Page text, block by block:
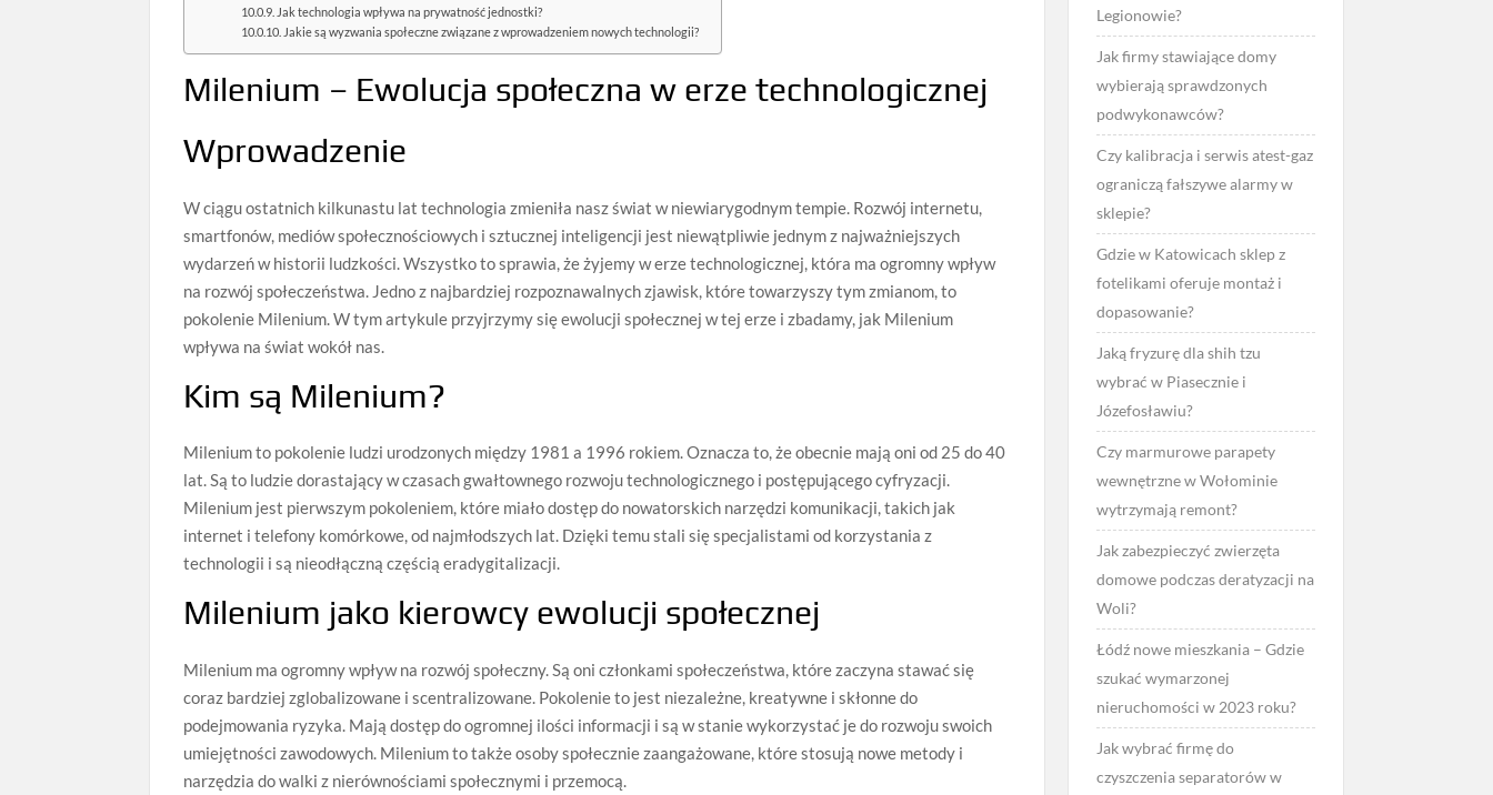
Jak technologia wpływa na prywatność jednostki?
Jakie są wyzwania społeczne związane z wprowadzeniem nowych technologii?
Milenium – Ewolucja społeczna w erze technologicznej
Wprowadzenie
W ciągu ostatnich kilkunastu lat technologia zmieniła nasz świat w niewiarygodnym tempie. Rozwój internetu,
smartfonów, mediów społecznościowych i sztucznej inteligencji jest niewątpliwie jednym z najważniejszych
wydarzeń w historii ludzkości. Wszystko to sprawia, że żyjemy w erze technologicznej, która ma ogromny wpływ
na rozwój społeczeństwa. Jedno z najbardziej rozpoznawalnych zjawisk, które towarzyszy tym zmianom, to
pokolenie Milenium. W tym artykule przyjrzymy się ewolucji społecznej w tej erze i zbadamy, jak Milenium
wpływa na świat wokół nas.
Kim są Milenium?
Milenium to pokolenie ludzi urodzonych między 1981 a 1996 rokiem. Oznacza to, że obecnie mają oni od 25 do 40
lat. Są to ludzie dorastający w czasach gwałtownego rozwoju technologicznego i postępującego cyfryzacji.
Milenium jest pierwszym pokoleniem, które miało dostęp do nowatorskich narzędzi komunikacji, takich jak
internet i telefony komórkowe, od najmłodszych lat. Dzięki temu stali się specjalistami od korzystania z
technologii i są nieodłączną częścią eradygitalizacji.
Milenium jako kierowcy ewolucji społecznej
Milenium ma ogromny wpływ na rozwój społeczny. Są oni członkami społeczeństwa, które zaczyna stawać się
coraz bardziej zglobalizowane i scentralizowane. Pokolenie to jest niezależne, kreatywne i skłonne do
podejmowania ryzyka. Mają dostęp do ogromnej ilości informacji i są w stanie wykorzystać je do rozwoju swoich
umiejętności zawodowych. Milenium to także osoby społecznie zaangażowane, które stosują nowe metody i
narzędzia do walki z nierównościami społecznymi i przemocą.
Legionowie?
Jak firmy stawiające domy
wybierają sprawdzonych
podwykonawców?
Czy kalibracja i serwis atest-gaz
ograniczą fałszywe alarmy w
sklepie?
Gdzie w Katowicach sklep z
fotelikami oferuje montaż i
dopasowanie?
Jaką fryzurę dla shih tzu
wybrać w Piasecznie i
Józefosławiu?
Czy marmurowe parapety
wewnętrzne w Wołominie
wytrzymają remont?
Jak zabezpieczyć zwierzęta
domowe podczas deratyzacji na
Woli?
Łódź nowe mieszkania – Gdzie
szukać wymarzonej
nieruchomości w 2023 roku?
Jak wybrać firmę do
czyszczenia separatorów w